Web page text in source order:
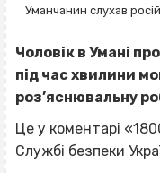
Уманчанин слухав
Чоловік в Умані
під час хвилини
роз’яснювальну
Це у коментарі
Службі безпеки